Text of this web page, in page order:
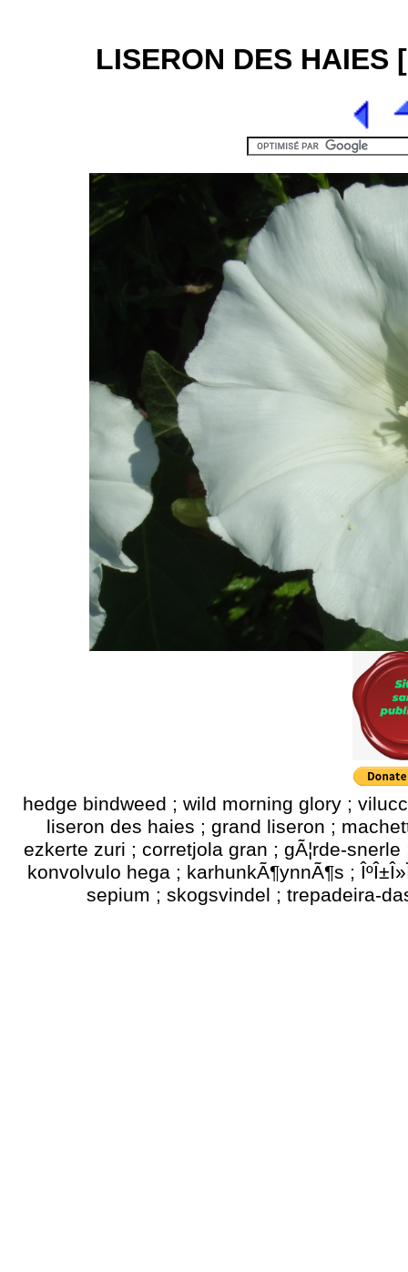
LISERON DES
hedge bindweed ; wild morning glory ;
liseron des haies ; grand liseron ;
ezkerte zuri ; corretjola gran ; gÃ¦rde-
konvolvulo hega ; karhunkÃ¶ynnÃ¶s ;
sepium ; skogsvindel ; trepadeira-